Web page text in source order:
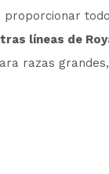
líneas de
razas